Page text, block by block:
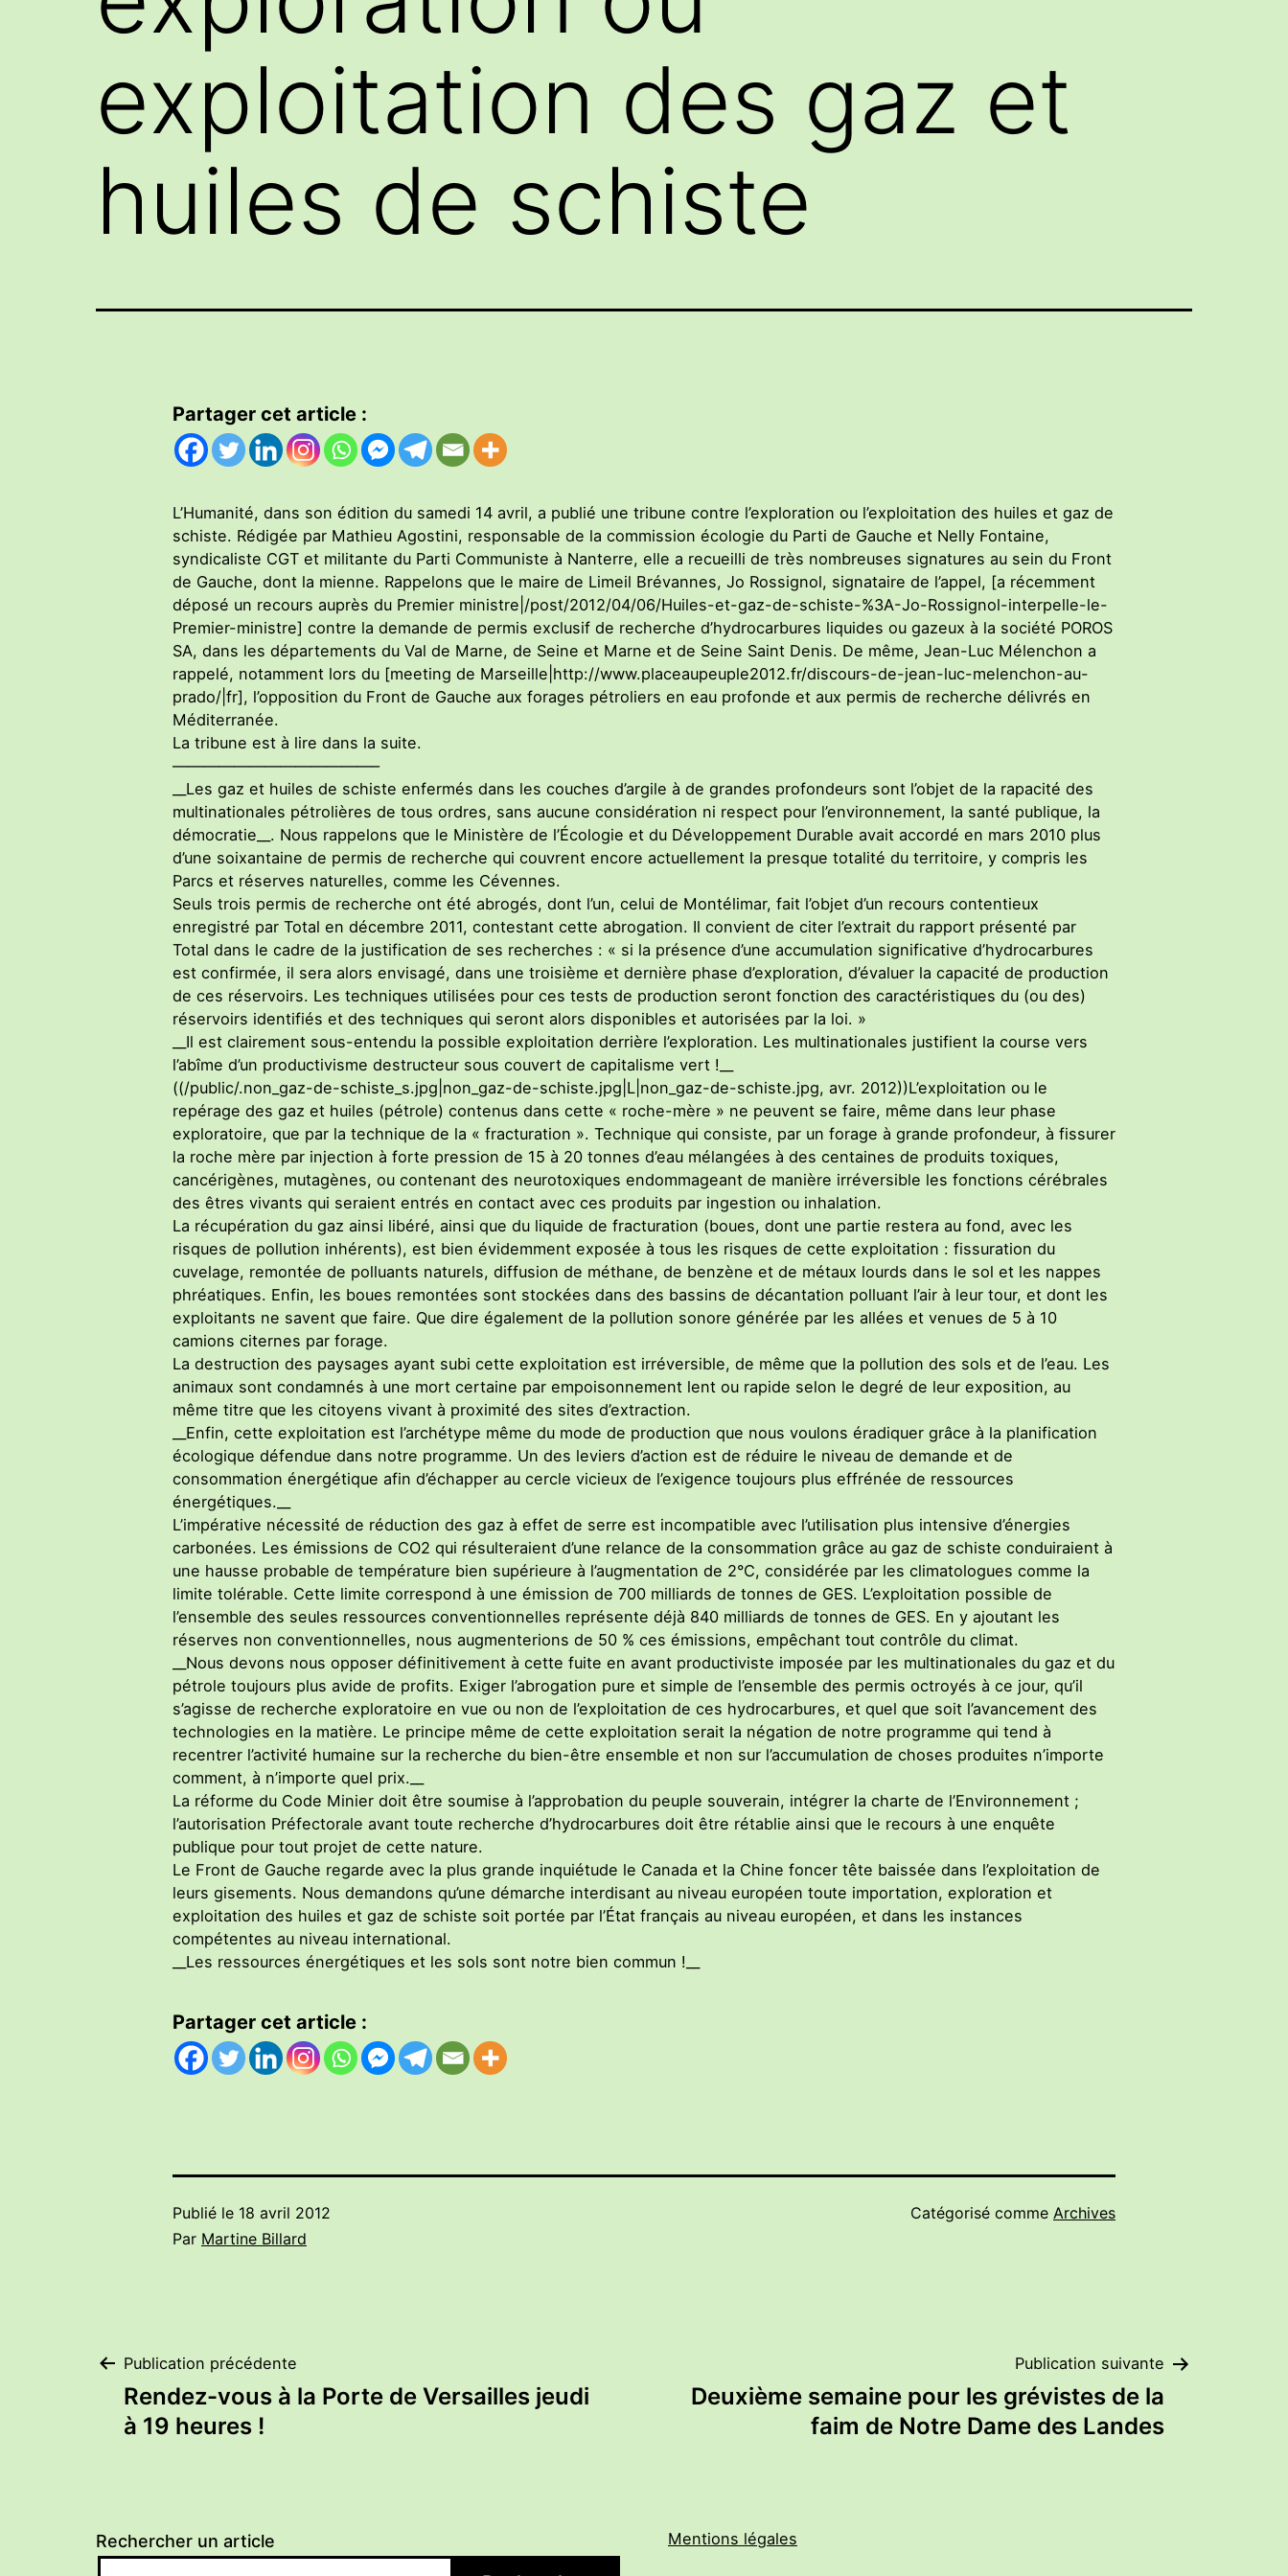
exploitation des gaz et
huiles de schiste
Partager cet article :
L’Humanité, dans son édition du samedi 14 avril, a publié une tribune contre l’exploration ou l’exploitation des huiles et gaz de
schiste. Rédigée par Mathieu Agostini, responsable de la commission écologie du Parti de Gauche et Nelly Fontaine,
syndicaliste CGT et militante du Parti Communiste à Nanterre, elle a recueilli de très nombreuses signatures au sein du Front
de Gauche, dont la mienne. Rappelons que le maire de Limeil Brévannes, Jo Rossignol, signataire de l’appel, [a récemment
déposé un recours auprès du Premier ministre|/post/2012/04/06/Huiles-et-gaz-de-schiste-%3A-Jo-Rossignol-interpelle-le-
Premier-ministre] contre la demande de permis exclusif de recherche d’hydrocarbures liquides ou gazeux à la société POROS
SA, dans les départements du Val de Marne, de Seine et Marne et de Seine Saint Denis. De même, Jean-Luc Mélenchon a
rappelé, notamment lors du [meeting de Marseille|http://www.placeaupeuple2012.fr/discours-de-jean-luc-melenchon-au-
prado/|fr], l’opposition du Front de Gauche aux forages pétroliers en eau profonde et aux permis de recherche délivrés en
Méditerranée.
La tribune est à lire dans la suite.
—————————————–
__Les gaz et huiles de schiste enfermés dans les couches d’argile à de grandes profondeurs sont l’objet de la rapacité des
multinationales pétrolières de tous ordres, sans aucune considération ni respect pour l’environnement, la santé publique, la
démocratie__. Nous rappelons que le Ministère de l’Écologie et du Développement Durable avait accordé en mars 2010 plus
d’une soixantaine de permis de recherche qui couvrent encore actuellement la presque totalité du territoire, y compris les
Parcs et réserves naturelles, comme les Cévennes.
Seuls trois permis de recherche ont été abrogés, dont l’un, celui de Montélimar, fait l’objet d’un recours contentieux
enregistré par Total en décembre 2011, contestant cette abrogation. Il convient de citer l’extrait du rapport présenté par
Total dans le cadre de la justification de ses recherches : « si la présence d’une accumulation significative d’hydrocarbures
est confirmée, il sera alors envisagé, dans une troisième et dernière phase d’exploration, d’évaluer la capacité de production
de ces réservoirs. Les techniques utilisées pour ces tests de production seront fonction des caractéristiques du (ou des)
réservoirs identifiés et des techniques qui seront alors disponibles et autorisées par la loi. »
__Il est clairement sous-entendu la possible exploitation derrière l’exploration. Les multinationales justifient la course vers
l’abîme d’un productivisme destructeur sous couvert de capitalisme vert !__
((/public/.non_gaz-de-schiste_s.jpg|non_gaz-de-schiste.jpg|L|non_gaz-de-schiste.jpg, avr. 2012))L’exploitation ou le
repérage des gaz et huiles (pétrole) contenus dans cette « roche-mère » ne peuvent se faire, même dans leur phase
exploratoire, que par la technique de la « fracturation ». Technique qui consiste, par un forage à grande profondeur, à fissurer
la roche mère par injection à forte pression de 15 à 20 tonnes d’eau mélangées à des centaines de produits toxiques,
cancérigènes, mutagènes, ou contenant des neurotoxiques endommageant de manière irréversible les fonctions cérébrales
des êtres vivants qui seraient entrés en contact avec ces produits par ingestion ou inhalation.
La récupération du gaz ainsi libéré, ainsi que du liquide de fracturation (boues, dont une partie restera au fond, avec les
risques de pollution inhérents), est bien évidemment exposée à tous les risques de cette exploitation : fissuration du
cuvelage, remontée de polluants naturels, diffusion de méthane, de benzène et de métaux lourds dans le sol et les nappes
phréatiques. Enfin, les boues remontées sont stockées dans des bassins de décantation polluant l’air à leur tour, et dont les
exploitants ne savent que faire. Que dire également de la pollution sonore générée par les allées et venues de 5 à 10
camions citernes par forage.
La destruction des paysages ayant subi cette exploitation est irréversible, de même que la pollution des sols et de l’eau. Les
animaux sont condamnés à une mort certaine par empoisonnement lent ou rapide selon le degré de leur exposition, au
même titre que les citoyens vivant à proximité des sites d’extraction.
__Enfin, cette exploitation est l’archétype même du mode de production que nous voulons éradiquer grâce à la planification
écologique défendue dans notre programme. Un des leviers d’action est de réduire le niveau de demande et de
consommation énergétique afin d’échapper au cercle vicieux de l’exigence toujours plus effrénée de ressources
énergétiques.__
L’impérative nécessité de réduction des gaz à effet de serre est incompatible avec l’utilisation plus intensive d’énergies
carbonées. Les émissions de CO2 qui résulteraient d’une relance de la consommation grâce au gaz de schiste conduiraient à
une hausse probable de température bien supérieure à l’augmentation de 2°C, considérée par les climatologues comme la
limite tolérable. Cette limite correspond à une émission de 700 milliards de tonnes de GES. L’exploitation possible de
l’ensemble des seules ressources conventionnelles représente déjà 840 milliards de tonnes de GES. En y ajoutant les
réserves non conventionnelles, nous augmenterions de 50 % ces émissions, empêchant tout contrôle du climat.
__Nous devons nous opposer définitivement à cette fuite en avant productiviste imposée par les multinationales du gaz et du
pétrole toujours plus avide de profits. Exiger l’abrogation pure et simple de l’ensemble des permis octroyés à ce jour, qu’il
s’agisse de recherche exploratoire en vue ou non de l’exploitation de ces hydrocarbures, et quel que soit l’avancement des
technologies en la matière. Le principe même de cette exploitation serait la négation de notre programme qui tend à
recentrer l’activité humaine sur la recherche du bien-être ensemble et non sur l’accumulation de choses produites n’importe
comment, à n’importe quel prix.__
La réforme du Code Minier doit être soumise à l’approbation du peuple souverain, intégrer la charte de l’Environnement ;
l’autorisation Préfectorale avant toute recherche d’hydrocarbures doit être rétablie ainsi que le recours à une enquête
publique pour tout projet de cette nature.
Le Front de Gauche regarde avec la plus grande inquiétude le Canada et la Chine foncer tête baissée dans l’exploitation de
leurs gisements. Nous demandons qu’une démarche interdisant au niveau européen toute importation, exploration et
exploitation des huiles et gaz de schiste soit portée par l’État français au niveau européen, et dans les instances
compétentes au niveau international.
__Les ressources énergétiques et les sols sont notre bien commun !__
Partager cet article :
Publié le 18 avril 2012
Par Martine Billard
Catégorisé comme Archives
Navigation
de
Publication précédente
Rendez-vous à la Porte de Versailles jeudi
à 19 heures !
Publication suivante
Deuxième semaine pour les grévistes de la
faim de Notre Dame des Landes
Rechercher un article Mentions légales